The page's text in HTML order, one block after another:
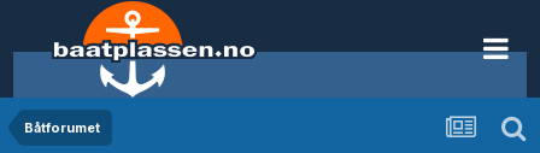
Båtforumet